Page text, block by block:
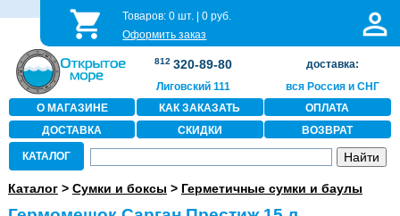
Товаров:0 шт. |0 руб.
Оформить заказ
812 320-89-80
Лиговский 111
доставка:
вся Россия и СНГ
О МАГАЗИНЕ
КАК ЗАКАЗАТЬ
ОПЛАТА
ДОСТАВКА
СКИДКИ ВОЗВРАТ
КАТАЛОГ
Каталог> Сумки и боксы > Герметичные сумки и баулы